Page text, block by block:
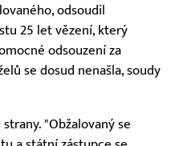
odsoudil
25 let vězení, který
odsouzení za
se dosud nenašla, soudy
"Obžalovaný se